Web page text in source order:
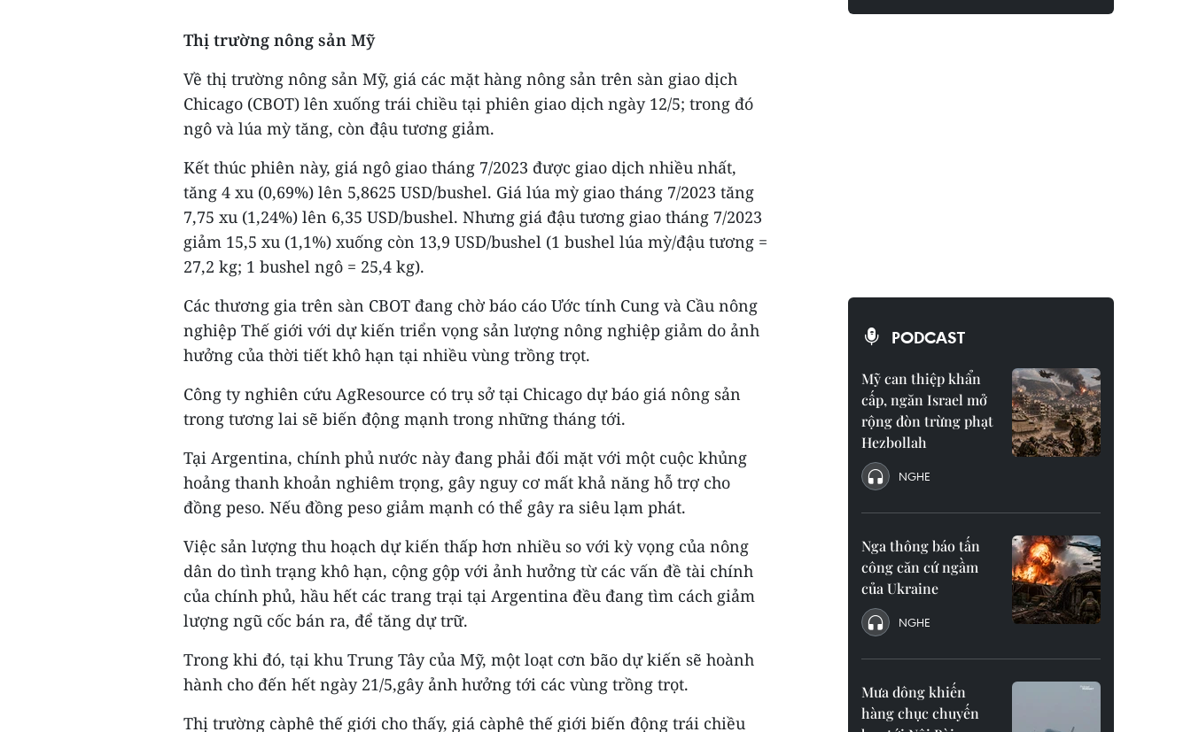
Thị trường nông sản Mỹ
Về thị trường nông sản Mỹ, giá các mặt hàng nông sản trên sàn giao dịch
Chicago (CBOT) lên xuống trái chiều tại phiên giao dịch ngày 12/5; trong đó
ngô và lúa mỳ tăng, còn đậu tương giảm.
Kết thúc phiên này, giá ngô giao tháng 7/2023 được giao dịch nhiều nhất,
tăng 4 xu (0,69%) lên 5,8625 USD/bushel. Giá lúa mỳ giao tháng 7/2023 tăng
7,75 xu (1,24%) lên 6,35 USD/bushel. Nhưng giá đậu tương giao tháng 7/2023
giảm 15,5 xu (1,1%) xuống còn 13,9 USD/bushel (1 bushel lúa mỳ/đậu tương =
27,2 kg; 1 bushel ngô = 25,4 kg).
Các thương gia trên sàn CBOT đang chờ báo cáo Ước tính Cung và Cầu nông
nghiệp Thế giới với dự kiến triển vọng sản lượng nông nghiệp giảm do ảnh
hưởng của thời tiết khô hạn tại nhiều vùng trồng trọt.
Công ty nghiên cứu AgResource có trụ sở tại Chicago dự báo giá nông sản
trong tương lai sẽ biến động mạnh trong những tháng tới.
Tại Argentina, chính phủ nước này đang phải đối mặt với một cuộc khủng
hoảng thanh khoản nghiêm trọng, gây nguy cơ mất khả năng hỗ trợ cho
đồng peso. Nếu đồng peso giảm mạnh có thể gây ra siêu lạm phát.
Việc sản lượng thu hoạch dự kiến thấp hơn nhiều so với kỳ vọng của nông
dân do tình trạng khô hạn, cộng gộp với ảnh hưởng từ các vấn đề tài chính
của chính phủ, hầu hết các trang trại tại Argentina đều đang tìm cách giảm
lượng ngũ cốc bán ra, để tăng dự trữ.
Trong khi đó, tại khu Trung Tây của Mỹ, một loạt cơn bão dự kiến sẽ hoành
hành cho đến hết ngày 21/5,gây ảnh hưởng tới các vùng trồng trọt.
Thị trường càphê thế giới cho thấy, giá càphê thế giới biến động trái chiều
PODCAST
Mỹ can thiệp khẩn
cấp, ngăn Israel mở
rộng đòn trừng phạt
Hezbollah
NGHE
Nga thông báo tấn
công căn cứ ngầm
của Ukraine
NGHE
Mưa dông khiến
hàng chục chuyến